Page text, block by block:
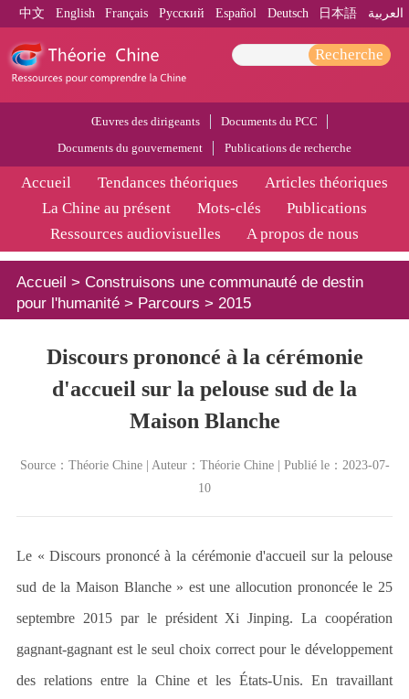
中文 English Français Pусский Español Deutsch 日本語 العربية
Recherche
Œuvres des dirigeants
Documents du PCC
Documents du gouvernement
Publications de recherche
Accueil Tendances théoriques
Articles théoriques
La Chine au présent
Mots-clés
Publications
Ressources audiovisuelles
A propos de nous
Accueil > Construisons une communauté de destin
pour l'humanité> Parcours > 2015
Discours prononcé à la cérémonie
d'accueil sur la pelouse sud de la
Maison Blanche
Source：Théorie Chine | Auteur：Théorie Chine | Publié le：2023-07-
10
Le « Discours prononcé à la cérémonie d'accueil sur la pelouse
sud de la Maison Blanche » est une allocution prononcée le 25
septembre 2015 par le président Xi Jinping. La coopération
gagnant-gagnant est le seul choix correct pour le développement
des relations entre la Chine et les États-Unis. En travaillant